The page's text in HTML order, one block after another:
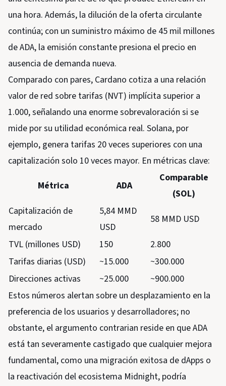
una hora. Además, la dilución de la oferta circulante
continúa; con un suministro máximo de 45 mil millones
de ADA, la emisión constante presiona el precio en
ausencia de demanda nueva.
Comparado con pares, Cardano cotiza a una relación
valor de red sobre tarifas (NVT) implícita superior a
1.000, señalando una enorme sobrevaloración si se
mide por su utilidad económica real. Solana, por
ejemplo, genera tarifas 20 veces superiores con una
capitalización solo 10 veces mayor. En métricas clave:
Métrica
ADA
Comparable
(SOL)
Capitalización de
mercado
5,84 MMD
USD
58 MMD USD
TVL (millones USD)
150
2.800
Tarifas diarias (USD)
~15.000
~300.000
Direcciones activas
~25.000
~900.000
Estos números alertan sobre un desplazamiento en la
preferencia de los usuarios y desarrolladores; no
obstante, el argumento contrarian reside en que ADA
está tan severamente castigado que cualquier mejora
fundamental, como una migración exitosa de dApps o
la reactivación del ecosistema Midnight, podría